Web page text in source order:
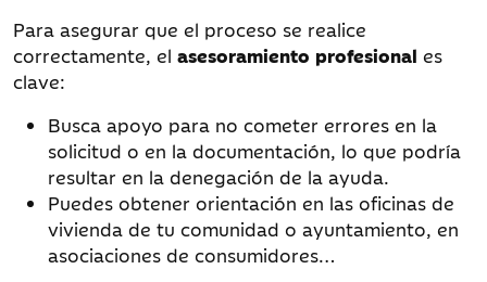
Para asegurar que el proceso se realice
correctamente, el asesoramiento profesional es
clave:
Busca apoyo para no cometer errores en la
solicitud o en la documentación, lo que podría
resultar en la denegación de la ayuda.
Puedes obtener orientación en las oficinas de
vivienda de tu comunidad o ayuntamiento, en
asociaciones de consumidores…